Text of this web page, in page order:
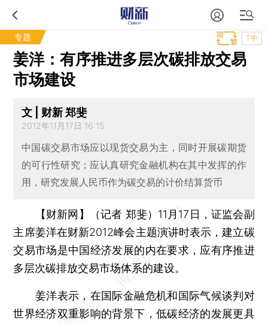
专题 T中
姜洋：有序推进多层次碳排放交易
市场建设
文 | 财新 郑斐
2012年11月17日 16:15
中国碳交易市场应以现货交易为主，同时开展碳期货
的可行性研究；应认真研究金融机构在其中发挥的作
用，研究发展人民币作为碳交易的计价结算货币
【财新网】（记者 郑斐） 11月17日，证监会副
主席姜洋在财新2012峰会主题演讲时表示，建立碳
交易市场是中国经济发展的内在要求，应有序推进
多层次碳排放交易市场体系的建设。
姜洋表示，在国际金融危机和国际气候谈判对
世界经济双重影响的背景下，低碳经济的发展更具